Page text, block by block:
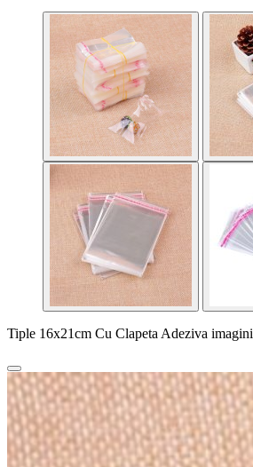
Tiple 16x21cm Cu Clapeta Adeziva imagini